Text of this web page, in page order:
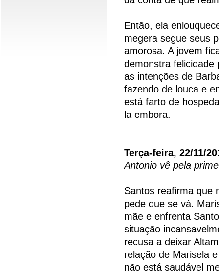
Então, ela
megera segue seus
amorosa. A jovem
demonstra felicidade
as intenções de
fazendo de louca e
está farto de
la embora.
Terça-feira, 22/11/
Antonio vê pela
Santos reafirma que
pede que se vá.
mãe e enfrenta
situação
recusa a deixar
relação de Marisela
não está saudável